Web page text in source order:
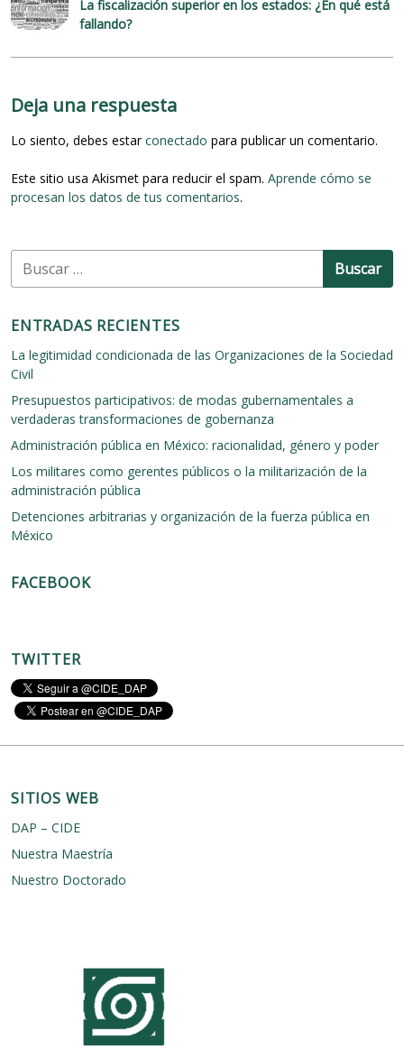
g
i
n
d
e
n
t
r
a
d
a
s
La fiscalización superior en los estados: ¿En qué está
fallando?
Deja una respuesta
Lo siento, debes estarconectado para publicar un comentario.
Este sitio usa Akismet para reducir el spam. Aprende cómo se
procesan los datos de tus comentarios.
B
c
a
r
:
ENTRADAS RECIENTES
La legitimidad condicionada de las Organizaciones de la Sociedad
Civil
Presupuestos participativos: de modas gubernamentales a
verdaderas transformaciones de gobernanza
Administración pública en México: racionalidad, género y poder
Los militares como gerentes públicos o la militarización de la
administración pública
Detenciones arbitrarias y organización de la fuerza pública en
México
FACEBOOK
TWITTER
SITIOS WEB
DAP – CIDE
Nuestra Maestría
Nuestro Doctorado